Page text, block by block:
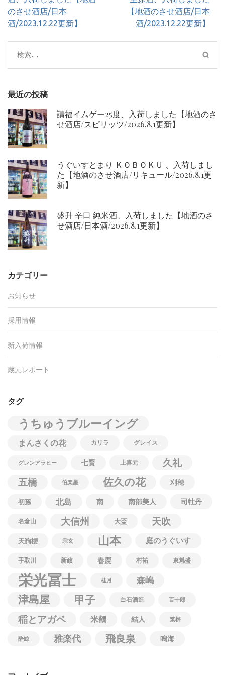
ビ
ゲ
ョ
ン
のさせ酒店/日本
酒/2023.12.22更新】
【地酒のさせ酒店/日本
酒/2023.12.22更新】
検
索:
最近の投稿
請福イムゲー25度、入荷しました【地酒のさ
せ酒店/スピリッツ/2026.8.1更新】
うぐいすとまり ＫＯＢＯＫＵ 、入荷しまし
た【地酒のさせ酒店/リキュール/2026.8.1更
新】
盛升 辛口 純米酒、入荷しました【地酒のさ
せ酒店/日本酒/2026.8.1更新】
カテゴリー
お知らせ
採用情報
新入荷情報
蔵元レポート
タグ
うちゅうブルーイング
まんさくの花 カリラ グレイス
グレンアラヒー 七賢 上喜元
久礼
五橋
伯楽星 佐久の花 刈穂
初孫 北島 南 南部美人 司牡丹
名倉山 大信州 大盃 天吹
天狗櫻 宗玄 山本 庭のうぐいす
手取川 新政 春鹿 村祐 東魁盛
栄光冨士 桂月 森嶋
津島屋 甲子 白石酒造 百十郎
稲とアガベ 米鶴 結人 繁桝
酔鯨 雅楽代 飛良泉 鳴海